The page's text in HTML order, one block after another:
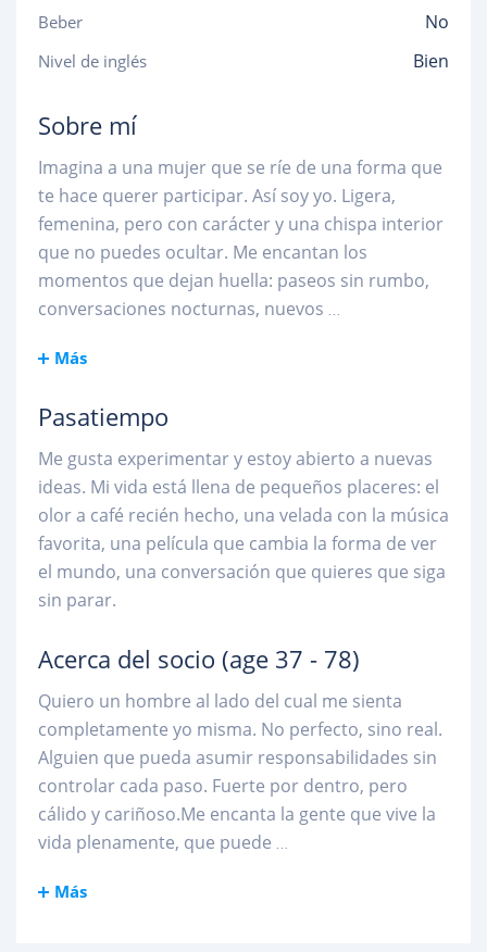
Beber No
Nivel de inglés Bien
Sobre mí
Imagina a una mujer que se ríe de una forma que
te hace querer participar. Así soy yo. Ligera,
femenina, pero con carácter y una chispa interior
que no puedes ocultar. Me encantan los
momentos que dejan huella: paseos sin rumbo,
conversaciones nocturnas, nuevos ...
Más
Pasatiempo
Me gusta experimentar y estoy abierto a nuevas
ideas. Mi vida está llena de pequeños placeres: el
olor a café recién hecho, una velada con la música
favorita, una película que cambia la forma de ver
el mundo, una conversación que quieres que siga
sin parar.
Acerca del socio (age 37 - 78)
Quiero un hombre al lado del cual me sienta
completamente yo misma. No perfecto, sino real.
Alguien que pueda asumir responsabilidades sin
controlar cada paso. Fuerte por dentro, pero
cálido y cariñoso.Me encanta la gente que vive la
vida plenamente, que puede ...
Más